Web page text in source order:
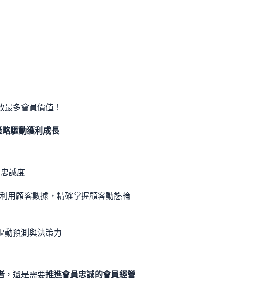
多會員價值！
驅動獲利成長
誠度
用顧客數據，精確掌握顧客動態輪
動預測與決策力
，還是需要推進會員忠誠的會員經營